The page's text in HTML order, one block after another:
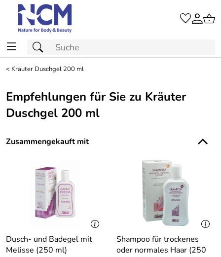
< Kräuter Duschgel 200 ml
Empfehlungen für Sie zu Kräuter
Duschgel 200 ml
Zusammengekauft mit
Dusch- und Badegel mit
Melisse (250 ml)
Shampoo für trockenes
oder normales Haar (250